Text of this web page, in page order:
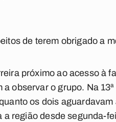
de terem obrigado a
próximo ao acesso à
observar o grupo. Na
os dois
a região desde segunda-